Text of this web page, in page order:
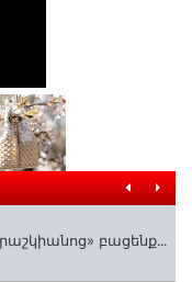
բացենք․․․